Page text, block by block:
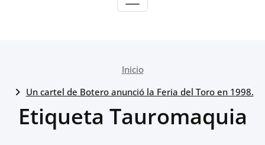
Inicio
Un cartel de Botero anunció la Feria del Toro en 1998.
Etiqueta Tauromaquia